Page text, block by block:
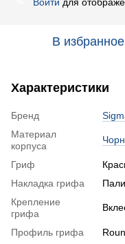
В избранное
Характеристики
Бренд
Материал
корпуса
Гриф
Накладка грифа
Крепление
грифа
Профиль грифа